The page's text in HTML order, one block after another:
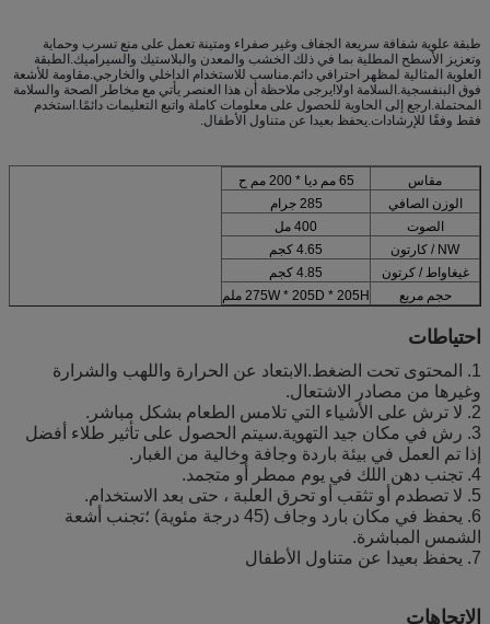
طبقة علوية شفافة سريعة الجفاف وغير صفراء ومتينة تعمل على منع تسرب وحماية
وتعزيز الأسطح المطلية بما في ذلك الخشب والمعدن والبلاستيك والسيراميك.الطبقة
العلوية المثالية لمظهر احترافي دائم.مناسب للاستخدام الداخلي والخارجي.مقاومة للأشعة
فوق البنفسجية.السلامة اولا!يرجى ملاحظة أن هذا العنصر يأتي مع مخاطر الصحة والسلامة
المحتملة.ارجع إلى الحاوية للحصول على معلومات كاملة واتبع التعليمات دائمًا.استخدم
فقط وفقًا للإرشادات.يحفظ بعيدا عن متناول الأطفال.
مقاس
65 مم ديا * 200 مم ح
الوزن الصافي
285 جرام
الصوت
400 مل
NW / كارتون
4.65 كجم
غيغاواط / كرتون
4.85 كجم
حجم مربع
275W * 205D * 205H ملم
احتياطات
1. المحتوى تحت الضغط.الابتعاد عن الحرارة واللهب والشرارة
وغيرها من مصادر الاشتعال.
2. لا ترش على الأشياء التي تلامس الطعام بشكل مباشر.
3. رش في مكان جيد التهوية.سيتم الحصول على تأثير طلاء أفضل
إذا تم العمل في بيئة باردة وجافة وخالية من الغبار.
4. تجنب دهن اللك في يوم ممطر أو متجمد.
5. لا تصطدم أو تثقب أو تحرق العلبة ، حتى بعد الاستخدام.
6. يحفظ في مكان بارد وجاف (45 درجة مئوية) ؛تجنب أشعة
الشمس المباشرة.
7. يحفظ بعيدا عن متناول الأطفال
الاتجاهات